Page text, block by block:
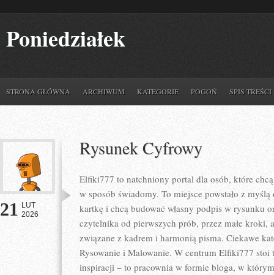
Poniedziałek
STRONA GŁÓWNA ARCHIWUM KATEGORIE POGOŃ SPIS TREŚCI
21 LUT
2026
Rysunek Cyfrowy
Elfiki777 to natchniony portal dla osób, które
w sposób świadomy. To miejsce powstało z
kartkę i chcą budować własny podpis w rysunku
czytelnika od pierwszych prób, przez małe kroki,
związane z kadrem i harmonią pisma. Ciekawe
Rysowanie i Malowanie. W centrum Elfiki777
inspiracji – to pracownia w formie bloga, w